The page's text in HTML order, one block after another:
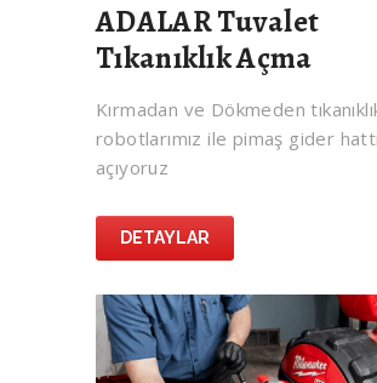
ADALAR Tuvalet
Tıkanıklık Açma
Kırmadan ve Dökmeden
robotlarımız ile pimaş gider
açıyoruz
DETAYLAR